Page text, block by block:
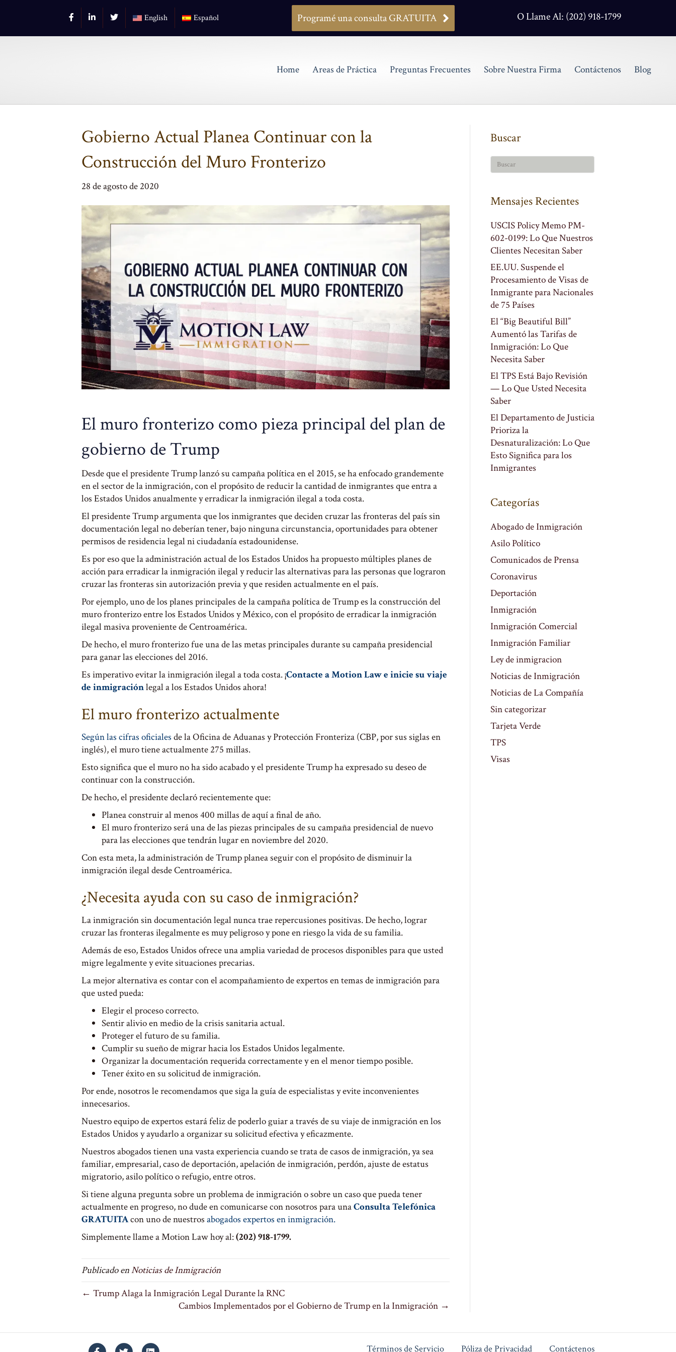
English Español Programé una consulta GRATUITA O Llame Al: (202) 918-1799
Home Areas de Práctica Preguntas Frecuentes Sobre Nuestra Firma Contáctenos Blog
Gobierno Actual Planea Continuar con la
Construcción del Muro Fronterizo
28 de agosto de 2020
El muro fronterizo como pieza principal del plan de
gobierno de Trump
Desde que el presidente Trump lanzó su campaña política en el 2015, se ha enfocado grandemente
en el sector de la inmigración, con el propósito de reducir la cantidad de inmigrantes que entra a
los Estados Unidos anualmente y erradicar la inmigración ilegal a toda costa.
El presidente Trump argumenta que los inmigrantes que deciden cruzar las fronteras del país sin
documentación legal no deberían tener, bajo ninguna circunstancia, oportunidades para obtener
permisos de residencia legal ni ciudadanía estadounidense.
Es por eso que la administración actual de los Estados Unidos ha propuesto múltiples planes de
acción para erradicar la inmigración ilegal y reducir las alternativas para las personas que lograron
cruzar las fronteras sin autorización previa y que residen actualmente en el país.
Por ejemplo, uno de los planes principales de la campaña política de Trump es la construcción del
muro fronterizo entre los Estados Unidos y México, con el propósito de erradicar la inmigración
ilegal masiva proveniente de Centroamérica.
De hecho, el muro fronterizo fue una de las metas principales durante su campaña presidencial
para ganar las elecciones del 2016.
Es imperativo evitar la inmigración ilegal a toda costa. ¡Contacte a Motion Law e inicie su viaje
de inmigraciónlegal a los Estados Unidos ahora!
El muro fronterizo actualmente
Según las cifras oficiales de la Oficina de Aduanas y Protección Fronteriza (CBP, por sus siglas en
inglés), el muro tiene actualmente 275 millas.
Esto significa que el muro no ha sido acabado y el presidente Trump ha expresado su deseo de
continuar con la construcción.
De hecho, el presidente declaró recientemente que:
Planea construir al menos 400 millas de aquí a final de año.
El muro fronterizo será una de las piezas principales de su campaña presidencial de nuevo
para las elecciones que tendrán lugar en noviembre del 2020.
Con esta meta, la administración de Trump planea seguir con el propósito de disminuir la
inmigración ilegal desde Centroamérica.
¿Necesita ayuda con su caso de inmigración?
La inmigración sin documentación legal nunca trae repercusiones positivas. De hecho, lograr
cruzar las fronteras ilegalmente es muy peligroso y pone en riesgo la vida de su familia.
Además de eso, Estados Unidos ofrece una amplia variedad de procesos disponibles para que usted
migre legalmente y evite situaciones precarias.
La mejor alternativa es contar con el acompañamiento de expertos en temas de inmigración para
que usted pueda:
Elegir el proceso correcto.
Sentir alivio en medio de la crisis sanitaria actual.
Proteger el futuro de su familia.
Cumplir su sueño de migrar hacia los Estados Unidos legalmente.
Organizar la documentación requerida correctamente y en el menor tiempo posible.
Tener éxito en su solicitud de inmigración.
Por ende, nosotros le recomendamos que siga la guía de especialistas y evite inconvenientes
innecesarios.
Nuestro equipo de expertos estará feliz de poderlo guiar a través de su viaje de inmigración en los
Estados Unidos y ayudarlo a organizar su solicitud efectiva y eficazmente.
Nuestros abogados tienen una vasta experiencia cuando se trata de casos de inmigración, ya sea
familiar, empresarial, caso de deportación, apelación de inmigración, perdón, ajuste de estatus
migratorio, asilo político o refugio, entre otros.
Si tiene alguna pregunta sobre un problema de inmigración o sobre un caso que pueda tener
actualmente en progreso, no dude en comunicarse con nosotros para unaConsulta Telefónica
GRATUITAcon uno de nuestros abogados expertos en inmigración.
Simplemente llame a Motion Law hoy al:(202) 918-1799.
Publicado enNoticias de Inmigración
← Trump Alaga la Inmigración Legal Durante la RNC
Cambios Implementados por el Gobierno de Trump en la Inmigración →
Buscar
Mensajes Recientes
USCIS Policy Memo PM-
602-0199: Lo Que Nuestros
Clientes Necesitan Saber
EE.UU. Suspende el
Procesamiento de Visas de
Inmigrante para Nacionales
de 75 Países
El “Big Beautiful Bill”
Aumentó las Tarifas de
Inmigración: Lo Que
Necesita Saber
El TPS Está Bajo Revisión
— Lo Que Usted Necesita
Saber
El Departamento de Justicia
Prioriza la
Desnaturalización: Lo Que
Esto Significa para los
Inmigrantes
Categorías
Abogado de Inmigración
Asilo Político
Comunicados de Prensa
Coronavirus
Deportación
Inmigración
Inmigración Comercial
Inmigración Familiar
Ley de inmigracion
Noticias de Inmigración
Noticias de La Compañía
Sin categorizar
Tarjeta Verde
TPS
Visas
Términos de Servicio Póliza de Privacidad Contáctenos